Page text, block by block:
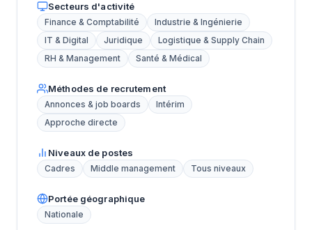
Secteurs d'activité
Finance & Comptabilité
Industrie & Ingénierie
IT & Digital
Juridique
Logistique & Supply Chain
RH & Management
Santé & Médical
Méthodes de recrutement
Annonces & job boards
Intérim
Approche directe
Niveaux de postes
Cadres Middle management Tous niveaux
Portée géographique
Nationale